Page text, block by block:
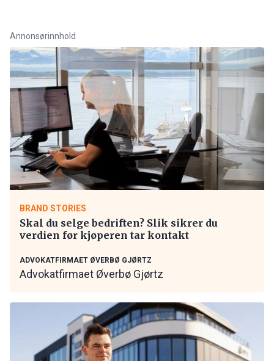
Annonsørinnhold
BRAND STORIES
Skal du selge bedriften? Slik sikrer du
verdien før kjøperen tar kontakt
ADVOKATFIRMAET ØVERBØ GJØRTZ
Advokatfirmaet Øverbø Gjørtz